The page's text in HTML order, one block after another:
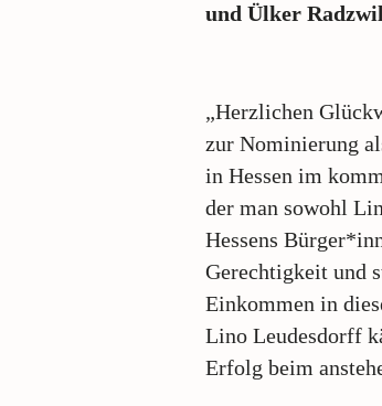
und Ülker
„Herzlichen
zur Nominierung
in Hessen im
der man sowohl
Hessens
Gerechtigkeit und
Einkommen in
Lino Leudesdorff
Erfolg beim